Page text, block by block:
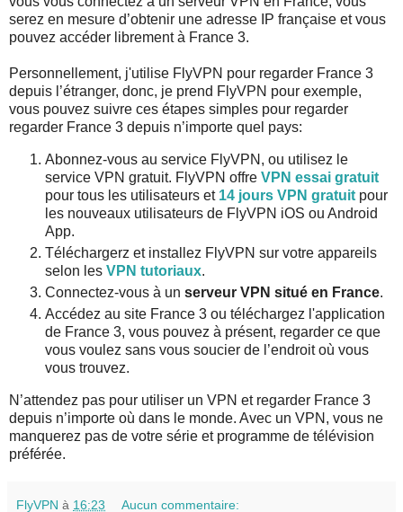
serez en mesure d’obtenir une adresse IP française et vous
pouvez accéder librement à France 3.
Personnellement, j'utilise FlyVPN pour regarder France 3
depuis l’étranger, donc, je prend FlyVPN pour exemple,
vous pouvez suivre ces étapes simples pour regarder
regarder France 3 depuis n’importe quel pays:
Abonnez-vous au service FlyVPN, ou utilisez le
service VPN gratuit. FlyVPN offre VPN essai gratuit
pour tous les utilisateurs et 14 jours VPN gratuit pour
les nouveaux utilisateurs de FlyVPN iOS ou Android
App.
Téléchargerz et installez FlyVPN sur votre appareils
selon les VPN tutoriaux.
Connectez-vous à un serveur VPN situé en France.
Accédez au site France 3 ou téléchargez l'application
de France 3, vous pouvez à présent, regarder ce que
vous voulez sans vous soucier de l’endroit où vous
vous trouvez.
N’attendez pas pour utiliser un VPN et regarder France 3
depuis n’importe où dans le monde. Avec un VPN, vous ne
manquerez pas de votre série et programme de télévision
préférée.
FlyVPN à 16:23 Aucun commentaire: